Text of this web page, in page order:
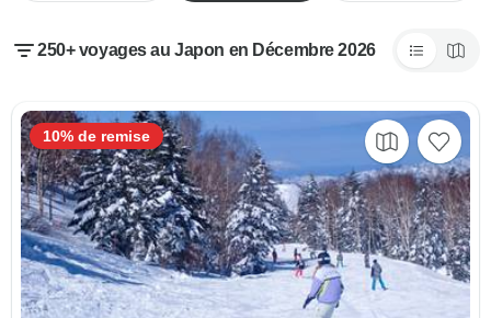
250+ voyages au Japon en Décembre 2026
10% de remise